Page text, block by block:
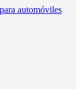
automóviles